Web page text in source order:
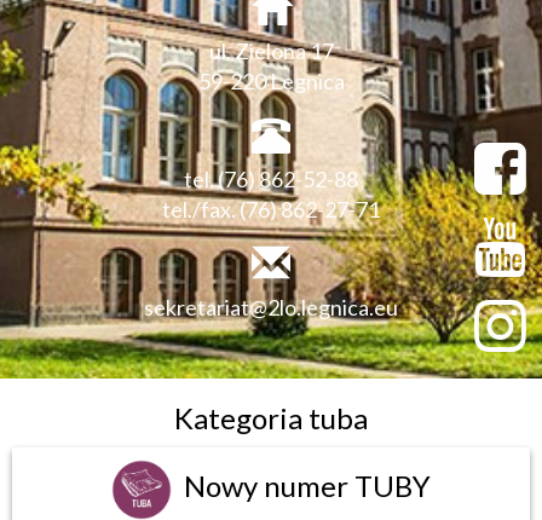
ul. Zielona 17
59-220 Legnica
tel. (76) 862-52-88
tel./fax. (76) 862-27-71
sekretariat@2lo.legnica.eu
Kategoria tuba
Nowy numer TUBY